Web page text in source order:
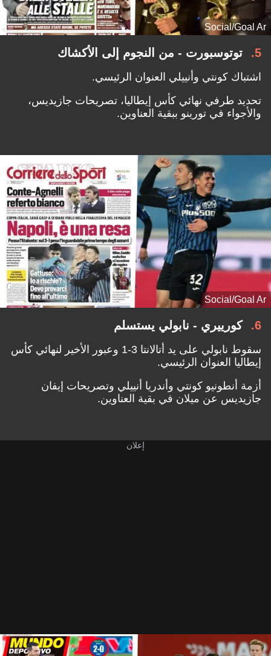
Social/Goal Ar
5 توتوسبورت - من النجوم إلى الأكشاك
اشتباك كونتي وأنييلي العنوان الرئيسي.
تحديد طرفي نهائي كأس إيطاليا، تصريحات جازيديس،
والأجواء في تورينو ببقية العناوين.
Social/Goal Ar
6 كورييري - نابولي يستسلم
سقوط نابولي على يد أتالانتا 3-1 وعبور الأخير لنهائي كأس
إيطاليا العنوان الرئيسي.
أزمة أنطونيو كونتي وأندريا أنييلي وتصريحات إيفان
جازيديس عن ميلان في بقية العناوين.